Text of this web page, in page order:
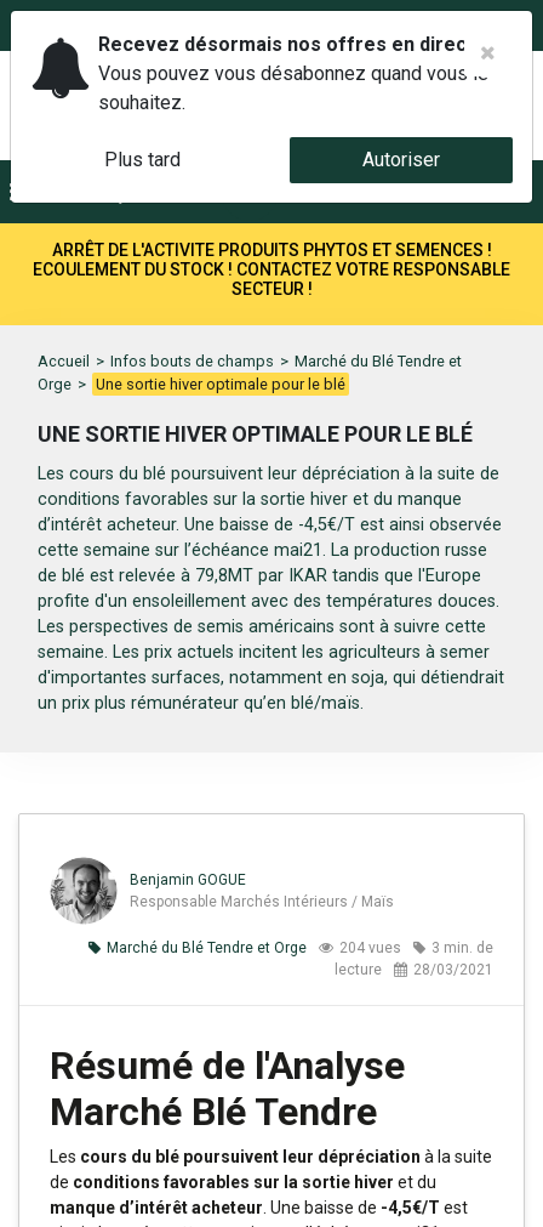
ARRÊT DE L'ACTIVITE PRODUITS PHYTOS ET SEMENCES !
ECOULEMENT DU STOCK ! CONTACTEZ VOTRE RESPONSABLE
SECTEUR !
Accueil > Infos bouts de champs > Marché du Blé Tendre et
Orge > Une sortie hiver optimale pour le blé
UNE SORTIE HIVER OPTIMALE POUR LE BLÉ
Les cours du blé poursuivent leur dépréciation à la suite de
conditions favorables sur la sortie hiver et du manque
d’intérêt acheteur. Une baisse de -4,5€/T est ainsi observée
cette semaine sur l’échéance mai21. La production russe
de blé est relevée à 79,8MT par IKAR tandis que l'Europe
profite d'un ensoleillement avec des températures douces.
Les perspectives de semis américains sont à suivre cette
semaine. Les prix actuels incitent les agriculteurs à semer
d'importantes surfaces, notamment en soja, qui détiendrait
un prix plus rémunérateur qu’en blé/maïs.
Benjamin GOGUE
Responsable Marchés Intérieurs / Maïs
Marché du Blé Tendre et Orge 204 vues
3 min. de
lecture
28/03/2021
Résumé de l'Analyse
Marché Blé Tendre
Les cours du blé poursuivent leur dépréciation à la suite
de conditions favorables sur la sortie hiver et du
manque d’intérêt acheteur . Une baisse de -4,5€/T est
Recevez désormais nos offres en direct.
Vous pouvez vous désabonnez quand vous le
souhaitez.
Plus tard Autoriser